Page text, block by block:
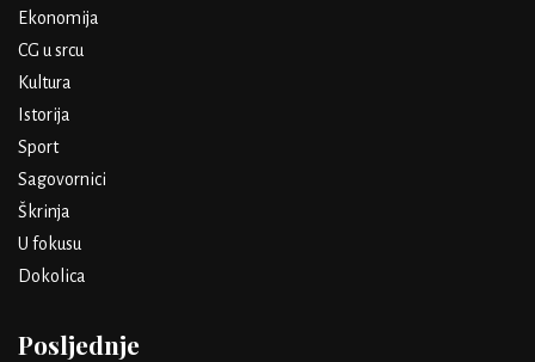
Ekonomija
CG u srcu
Kultura
Istorija
Sport
Sagovornici
Škrinja
U fokusu
Dokolica
Posljednje